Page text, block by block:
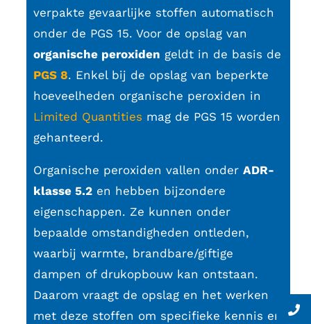
verpakte gevaarlijke stoffen automatisch
onder de PGS 15. Voor de opslag van
organische peroxiden geldt in de basis de
PGS 8. Enkel bij de opslag van beperkte
hoeveelheden organische peroxiden in
Limited Quantities mag de PGS 15 worden
gehanteerd.
Organische peroxiden vallen onder ADR-
klasse 5.2 en hebben bijzondere
eigenschappen. Ze kunnen onder
bepaalde omstandigheden ontleden,
waarbij warmte, brandbare/giftige
dampen of drukopbouw kan ontstaan.
Daarom vraagt de opslag en het werken
met deze stoffen om specifieke kennis en